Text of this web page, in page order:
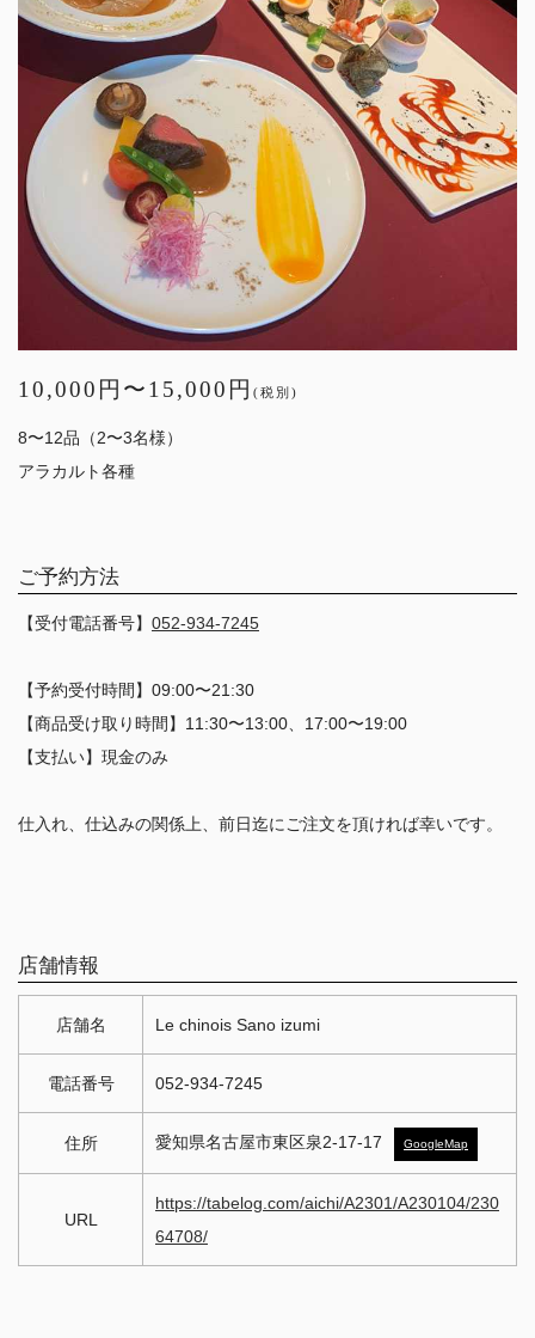
10,000円〜15,000円 (税別)
8〜12品（2〜3名様）
アラカルト各種
ご予約方法
【受付電話番号】 052-934-7245
【予約受付時間】09:00〜21:30
【商品受け取り時間】11:30〜13:00、17:00〜19:00
【支払い】現金のみ
仕入れ、仕込みの関係上、前日迄にご注文を頂ければ幸いです。
店舗情報
店舗名 Le chinois Sano izumi
電話番号 052-934-7245
住所 愛知県名古屋市東区泉2-17-17 GoogleMap
URL
https://tabelog.com/aichi/A2301/A230104/230
64708/